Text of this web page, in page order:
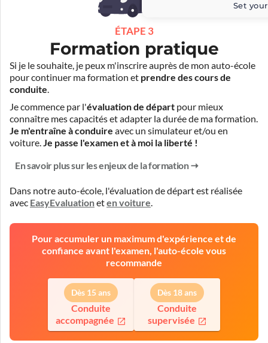
ÉTAPE 3
Formation pratique
Si je le souhaite, je peux m'inscrire auprès de mon auto-école
pour continuer ma formation et prendre des cours de
conduite.
Je commence par l'évaluation de départ pour mieux
connaître mes capacités et adapter la durée de ma formation.
Je m'entraîne à conduire avec un simulateur et/ou en
voiture.Je passe l'examen et à moi la liberté !
En savoir plus sur les enjeux de la formation
Dans notre auto-école, l'évaluation de départ est réalisée
avec EasyEvaluationeten voiture.
Pour accumuler un maximum d'expérience et de
confiance avant l'examen, l'auto-école vous
recommande
Dès 15 ans
Conduite
accompagnée
Dès 18 ans
Conduite
supervisée
Set